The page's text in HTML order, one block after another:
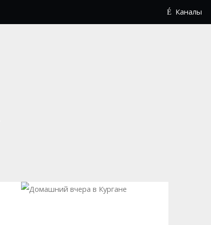
Каналы